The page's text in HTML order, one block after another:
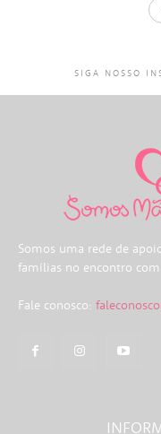
SIGA NOSSO
Somos uma rede de
famílias no encontro
Fale conosco: